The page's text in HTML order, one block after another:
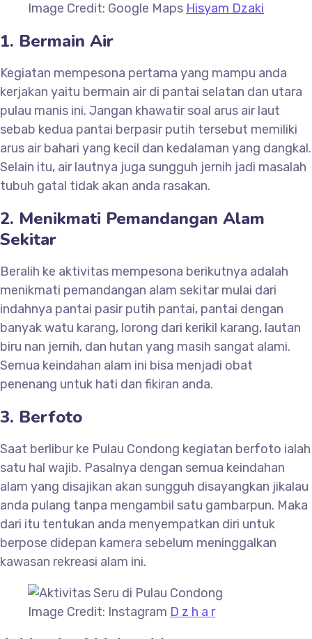
Image Credit: Google Maps Hisyam Dzaki
1. Bermain Air
Kegiatan mempesona pertama yang mampu anda
kerjakan yaitu bermain air di pantai selatan dan utara
pulau manis ini. Jangan khawatir soal arus air laut
sebab kedua pantai berpasir putih tersebut memiliki
arus air bahari yang kecil dan kedalaman yang dangkal.
Selain itu, air lautnya juga sungguh jernih jadi masalah
tubuh gatal tidak akan anda rasakan.
2. Menikmati Pemandangan Alam
Sekitar
Beralih ke aktivitas mempesona berikutnya adalah
menikmati pemandangan alam sekitar mulai dari
indahnya pantai pasir putih pantai, pantai dengan
banyak watu karang, lorong dari kerikil karang, lautan
biru nan jernih, dan hutan yang masih sangat alami.
Semua keindahan alam ini bisa menjadi obat
penenang untuk hati dan fikiran anda.
3. Berfoto
Saat berlibur ke Pulau Condong kegiatan berfoto ialah
satu hal wajib. Pasalnya dengan semua keindahan
alam yang disajikan akan sungguh disayangkan jikalau
anda pulang tanpa mengambil satu gambarpun. Maka
dari itu tentukan anda menyempatkan diri untuk
berpose didepan kamera sebelum meninggalkan
kawasan rekreasi alam ini.
Image Credit: Instagram D z h a r